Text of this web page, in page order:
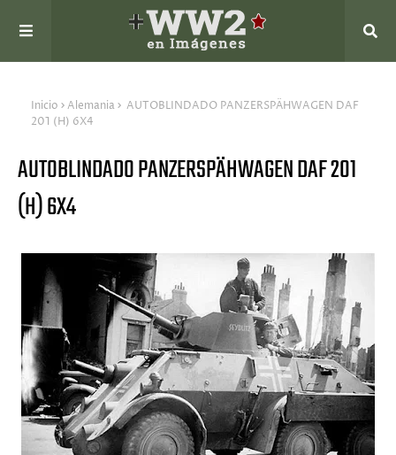
Inicio Alemania
AUTOBLINDADO PANZERSPÄHWAGEN DAF
201 (H) 6X4
AUTOBLINDADO PANZERSPÄHWAGEN DAF 201
(H) 6X4